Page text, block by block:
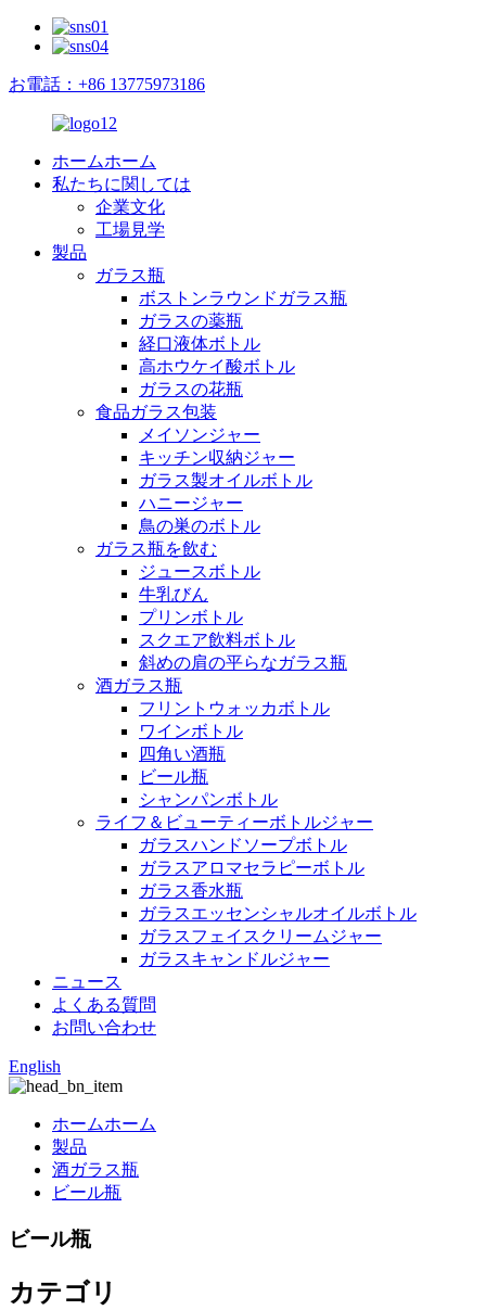
お電話：+86 13775973186
ホームホーム
私たちに関しては
企業文化
工場見学
製品
ガラス瓶
ボストンラウンドガラス瓶
ガラスの薬瓶
経口液体ボトル
高ホウケイ酸ボトル
ガラスの花瓶
食品ガラス包装
メイソンジャー
キッチン収納ジャー
ガラス製オイルボトル
ハニージャー
鳥の巣のボトル
ガラス瓶を飲む
ジュースボトル
牛乳びん
プリンボトル
スクエア飲料ボトル
斜めの肩の平らなガラス瓶
酒ガラス瓶
フリントウォッカボトル
ワインボトル
四角い酒瓶
ビール瓶
シャンパンボトル
ライフ＆ビューティーボトルジャー
ガラスハンドソープボトル
ガラスアロマセラピーボトル
ガラス香水瓶
ガラスエッセンシャルオイルボトル
ガラスフェイスクリームジャー
ガラスキャンドルジャー
ニュース
よくある質問
お問い合わせ
English
ホームホーム
製品
酒ガラス瓶
ビール瓶
ビール瓶
カテゴリ